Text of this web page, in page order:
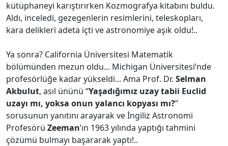
kütüphaneyi karıştırırken Kozmografya kitabını buldu.
Aldı, inceledi, gezegenlerin resimlerini, teleskopları,
kara delikleri adeta içti ve astronomiye aşık oldu!..
Ya sonra? California Üniversitesi Matematik
bölümünden mezun oldu... Michigan Üniversitesi’nde
profesörlüğe kadar yükseldi... Ama Prof. Dr. Selman
Akbulut, asıl ününü “Yaşadığımız uzay tabii Euclid
uzayı mı, yoksa onun yalancı kopyası mı?”
sorusunun yanıtını arayarak ve İngiliz Astronomi
Profesörü Zeeman’ın 1963 yılında yaptığı tahmini
çözümü bulmayı başararak yaptı!..